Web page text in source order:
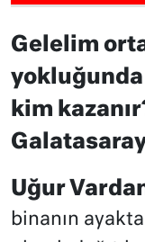
Gelelim
yokluğunda
kim
Galatasaray
Uğur
binanın